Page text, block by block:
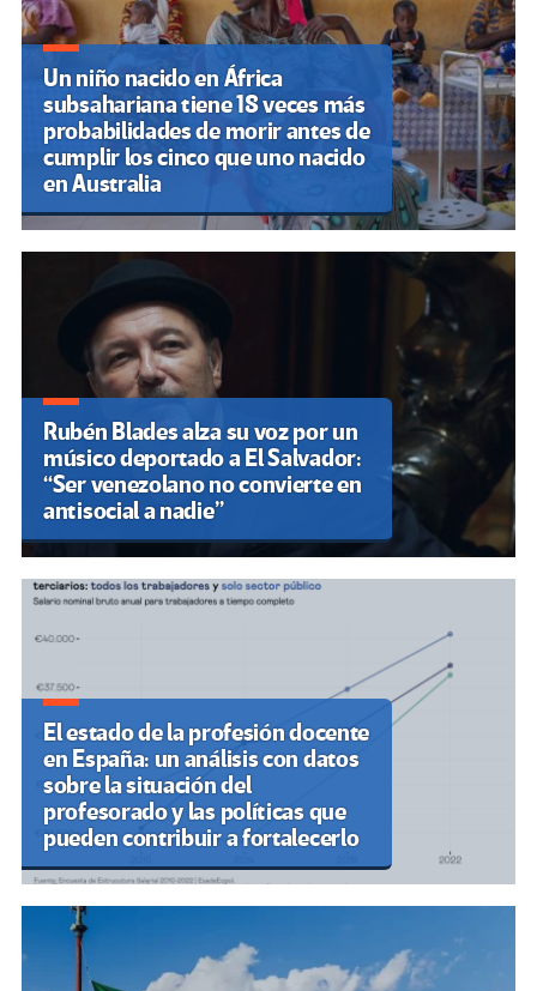
Un niño nacido en África
subsahariana tiene 18 veces más
probabilidades de morir antes de
cumplir los cinco que uno nacido
en Australia
Rubén Blades alza su voz por un
músico deportado a El Salvador:
“Ser venezolano no convierte en
antisocial a nadie”
El estado de la profesión docente
en España: un análisis con datos
sobre la situación del
profesorado y las políticas que
pueden contribuir a fortalecerlo